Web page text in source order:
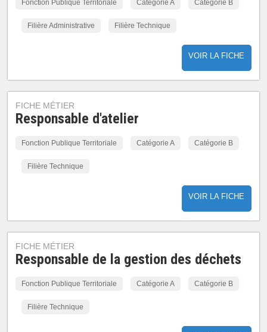
Fonction Publique Territoriale Catégorie A Catégorie B
Filière Administrative Filière Technique
VOIR LA FICHE
FICHE MÉTIER
Responsable d'atelier
Fonction Publique Territoriale Catégorie A Catégorie B
Filière Technique
VOIR LA FICHE
FICHE MÉTIER
Responsable de la gestion des déchets
Fonction Publique Territoriale Catégorie A Catégorie B
Filière Technique